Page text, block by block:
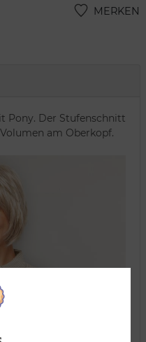
MERKEN
Pony. Der Stufenschnitt
am Oberkopf.